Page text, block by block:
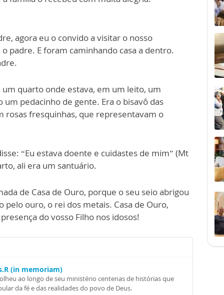
agora eu o convido a visitar o nosso
padre. E foram caminhando casa a dentro.
um quarto onde estava, em um leito, um
pedacinho de gente. Era o bisavô das
rosas fresquinhas, que representavam o
“Eu estava doente e cuidastes de mim” (Mt
ali era um santuário.
de Casa de Ouro, porque o seu seio abrigou
ouro, o rei dos metais. Casa de Ouro,
do vosso Filho nos idosos!
(in memoriam)
ao longo de seu ministério centenas de histórias que
da fé e das realidades do povo de Deus.